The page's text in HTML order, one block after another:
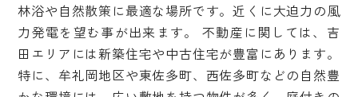
林浴や自然散策に最適な場所です。近くに大迫力の風
力発電を望む事が出来ます。 不動産に関しては、吉
田エリアには新築住宅や中古住宅が豊富にあります。
特に、牟礼岡地区や東佐多町、西佐多町などの自然豊